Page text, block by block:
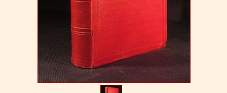
Geschäftsbedingungen
Datenschutzerklärung